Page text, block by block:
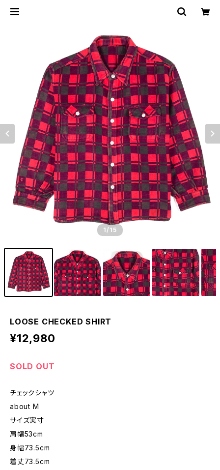
1 /15
LOOSE CHECKED SHIRT
¥12,980
SOLD OUT
チェックシャツ
about M
サイズ実寸
肩幅53cm
身幅73.5cm
着丈73.5cm